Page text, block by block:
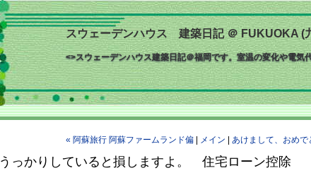
スウェーデンハウス 建築日記 ＠ FUKUOKA (
<>スウェーデンハウス建築日記＠福岡です。室温の変化や電気
« 阿蘇旅行 阿蘇ファームランド偏| メイン あけまして、おめ
うっかりしていると損しますよ。 住宅ローン控除